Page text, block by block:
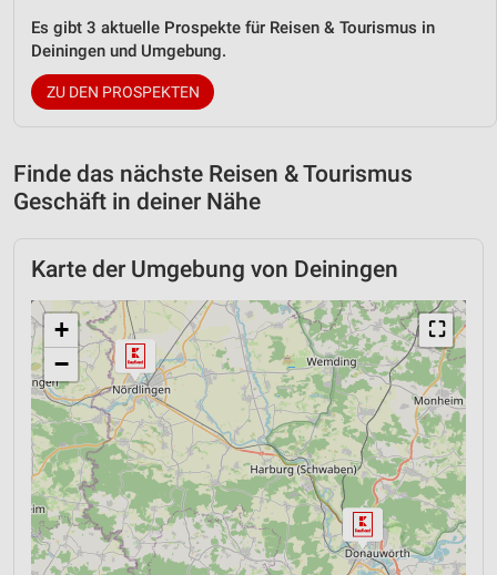
Es gibt 3 aktuelle Prospekte für Reisen & Tourismus in
Deiningen und Umgebung.
ZU DEN PROSPEKTEN
Finde das nächste Reisen & Tourismus
Geschäft in deiner Nähe
Karte der Umgebung von Deiningen
⛶
+
−